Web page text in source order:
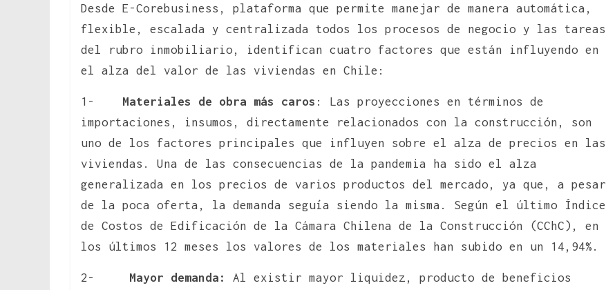
Desde E-Corebusiness, plataforma que permite manejar de manera automática,
flexible, escalada y centralizada todos los procesos de negocio y las tareas
del rubro inmobiliario, identifican cuatro factores que están influyendo en
el alza del valor de las viviendas en Chile:
1- Materiales de obra más caros : Las proyecciones en términos de
importaciones, insumos, directamente relacionados con la construcción, son
uno de los factores principales que influyen sobre el alza de precios en las
viviendas. Una de las consecuencias de la pandemia ha sido el alza
generalizada en los precios de varios productos del mercado, ya que, a pesar
de la poca oferta, la demanda seguía siendo la misma. Según el último Índice
de Costos de Edificación de la Cámara Chilena de la Construcción (CChC), en
los últimos 12 meses los valores de los materiales han subido en un 14,94%.
2- Mayor demanda: Al existir mayor liquidez, producto de beneficios